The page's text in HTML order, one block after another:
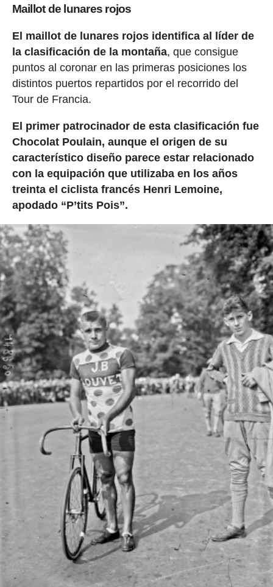
Maillot de lunares rojos
El maillot de lunares rojos identifica al líder de
la clasificación de la montaña, que consigue
puntos al coronar en las primeras posiciones los
distintos puertos repartidos por el recorrido del
Tour de Francia.
El primer patrocinador de esta clasificación fue
Chocolat Poulain, aunque el origen de su
característico diseño parece estar relacionado
con la equipación que utilizaba en los años
treinta el ciclista francés Henri Lemoine,
apodado “P’tits Pois”.